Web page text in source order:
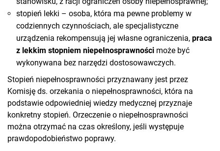
stopień lekki – osoba, która ma pewne problemy w
codziennych czynnościach, ale specjalistyczne
urządzenia rekompensują jej własne ograniczenia, praca
z lekkim stopniem niepełnosprawności może być
wykonywana bez narzędzi dostosowawczych.
Stopień niepełnosprawności przyznawany jest przez
Komisję ds. orzekania o niepełnosprawności, która na
podstawie odpowiedniej wiedzy medycznej przyznaje
konkretny stopień. Orzeczenie o niepełnosprawności
można otrzymać na czas określony, jeśli występuje
prawdopodobieństwo poprawy.